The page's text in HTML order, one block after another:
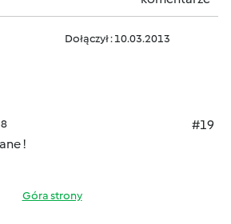
Dołączył : 10.03.2013
#19
!
Góra strony